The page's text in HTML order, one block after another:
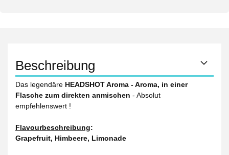
Beschreibung
Das legendäre HEADSHOT Aroma - Aroma, in einer
Flasche zum direkten anmischen - Absolut
empfehlenswert !
Flavourbeschreibung:
Grapefruit, Himbeere, Limonade